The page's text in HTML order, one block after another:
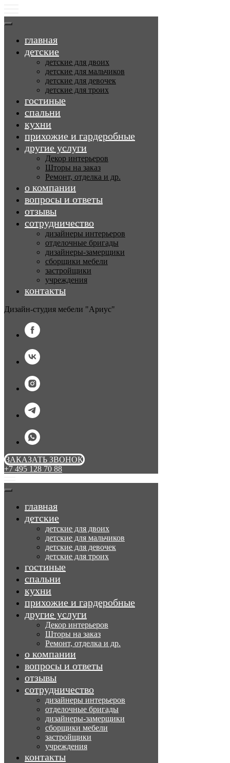
главная
детские
детские для двоих
детские для мальчиков
детские для девочек
детские для троих
гостиные
спальни
кухни
прихожие и гардеробные
другие услуги
Декор интерьеров
Шторы на заказ
Ремонт, отделка и др.
о компании
вопросы и ответы
отзывы
сотрудничество
дизайнеры интерьеров
отделочные бригады
дизайнеры-замерщики
сборщики мебели
застройщики
учреждения
контакты
Дизайн-студия мебели "Ариус"
ЗАКАЗАТЬ ЗВОНОК
+7 495 128 70 88
главная
детские
детские для двоих
детские для мальчиков
детские для девочек
детские для троих
гостиные
спальни
кухни
прихожие и гардеробные
другие услуги
Декор интерьеров
Шторы на заказ
Ремонт, отделка и др.
о компании
вопросы и ответы
отзывы
сотрудничество
дизайнеры интерьеров
отделочные бригады
дизайнеры-замерщики
сборщики мебели
застройщики
учреждения
контакты